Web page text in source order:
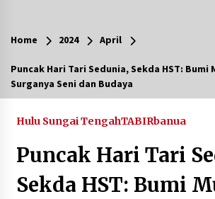
Balangan Boyong Trofi
B2SA Kalsel
Tingkatkan SDM Lokal, BIS
Program Pelatihan
Agustus 6, 2026
HUT ke-51, Indocement
Agustus 6, 2026
Home 2024 April
Puncak Hari Tari Sedunia, Sekda HST: Bumi
Surganya Seni dan Budaya
Hulu Sungai TengahTABIRbanua
Puncak Hari Tari
Sekda HST: Bumi